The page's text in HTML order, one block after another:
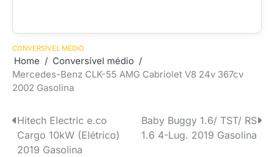
CONVERSÍVEL MÉDIO
Home
Conversível médio
Mercedes-Benz CLK-55 AMG Cabriolet V8 24v 367cv
2002 Gasolina
Navegação
de
Hitech Electric e.co
Cargo 10kW (Elétrico)
2019 Gasolina
Baby Buggy 1.6/ TST/ RS
1.6 4-Lug. 2019 Gasolina